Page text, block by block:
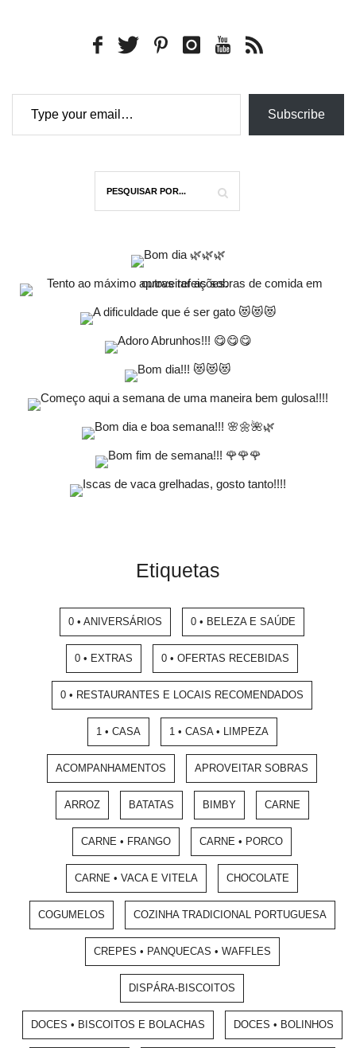
Type your email…
Subscribe
Etiquetas
0 • ANIVERSÁRIOS 0 • BELEZA E SAÚDE
0 • EXTRAS 0 • OFERTAS RECEBIDAS
0 • RESTAURANTES E LOCAIS RECOMENDADOS
1 • CASA 1 • CASA • LIMPEZA
ACOMPANHAMENTOS APROVEITAR SOBRAS
ARROZ BATATAS BIMBY CARNE
CARNE • FRANGO CARNE • PORCO
CARNE • VACA E VITELA CHOCOLATE
COGUMELOS COZINHA TRADICIONAL PORTUGUESA
CREPES • PANQUECAS • WAFFLES
DISPÁRA-BISCOITOS
DOCES • BISCOITOS E BOLACHAS DOCES • BOLINHOS